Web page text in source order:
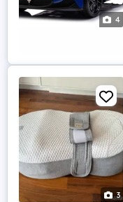
4
3